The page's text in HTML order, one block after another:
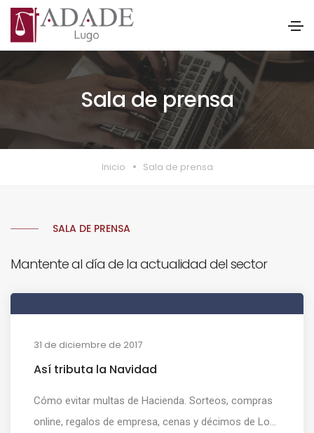
Sala de prensa
Inicio Sala de prensa
SALA DE PRENSA
Mantente al día de la actualidad del sector
31 de diciembre de 2017
Así tributa la Navidad
Cómo evitar multas de Hacienda. Sorteos, compras
online, regalos de empresa, cenas y décimos de Lo...